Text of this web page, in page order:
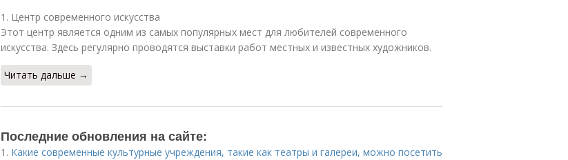
1. Центр современного искусства
Этот центр является одним из самых популярных мест для любителей современного
искусства. Здесь регулярно проводятся выставки работ местных и известных художников.
Читать дальше →
Последние обновления на сайте:
1. Какие современные культурные учреждения, такие как театры и галереи, можно посетить